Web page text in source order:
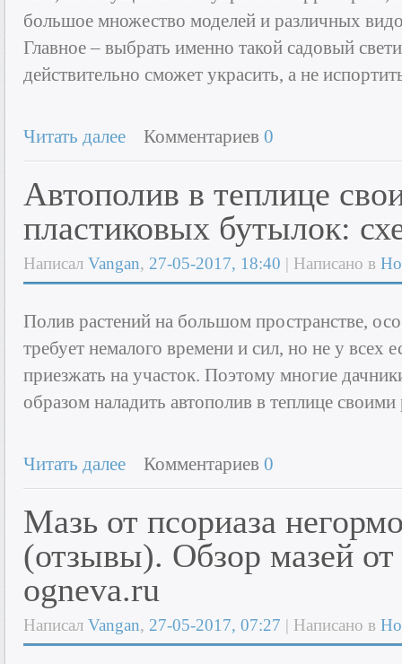
большое множество моделей и различных
Главное – выбрать именно такой садовый
действительно сможет украсить, а не
Читать далее Комментариев 0
Автополив в теплице
пластиковых бутылок:
Написал Vangan, 27-05-2017, 18:40 | Написано в
Полив растений на большом пространстве,
требует немалого времени и сил, но не у всех
приезжать на участок. Поэтому многие
образом наладить автополив в теплице
Читать далее Комментариев 0
Мазь от псориаза
(отзывы). Обзор мазей от
ogneva.ru
Написал Vangan, 27-05-2017, 07:27 | Написано в